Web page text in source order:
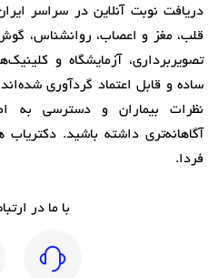
دریافت نوبت آنلاین در سراسر
قلب، مغز و اعصاب، روانشناس،
تصویربرداری، آزمایشگاه و
ساده و قابل اعتماد گردآوری
نظرات بیماران و دسترسی به
آگاهانه‌تری داشته باشید.
فردا.
با ما در